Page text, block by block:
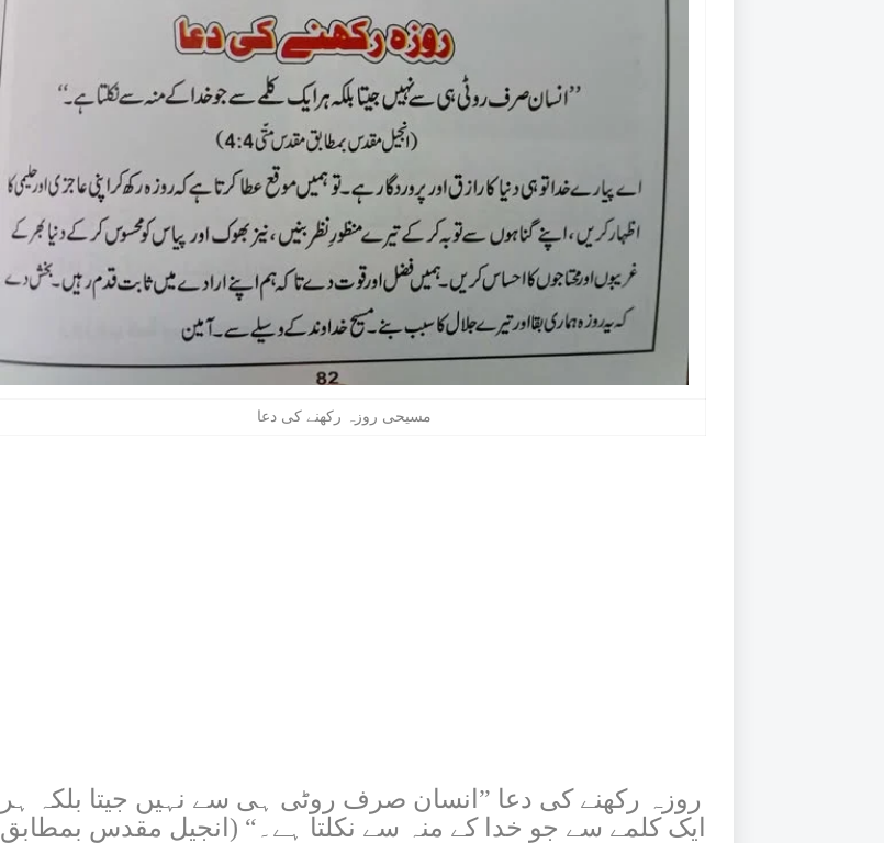
مسیحی روزہ رکھنے کی دعا
روزہ رکھنے کی دعا ”انسان صرف روٹی ہی سے نہیں جیتا بلکہ ہر
ایک کلمے سے جو خدا کے منہ سے نکلتا ہے۔“ (انجیل مقدس بمطابق